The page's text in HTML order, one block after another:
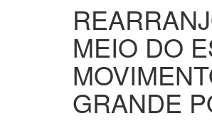
MEIO DO
GRANDE